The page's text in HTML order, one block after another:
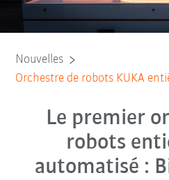
Nouvelles
Orchestre de robots KUKA
Le premier
robots
automatisé :